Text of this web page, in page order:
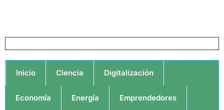
Inicio Ciencia Digitalización
Economía Energía Emprendedores